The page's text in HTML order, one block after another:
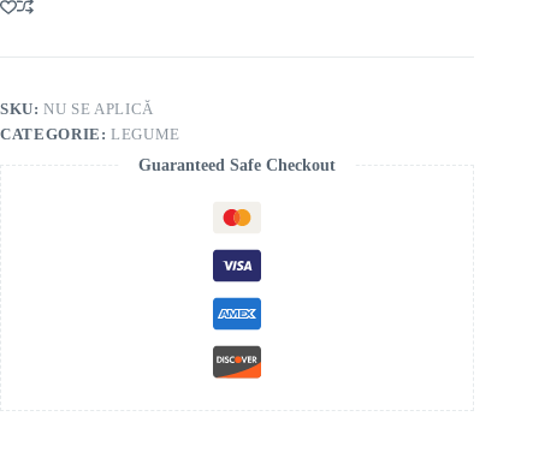
SKU:NU SE APLICĂ
CATEGORIE:LEGUME
Guaranteed Safe Checkout